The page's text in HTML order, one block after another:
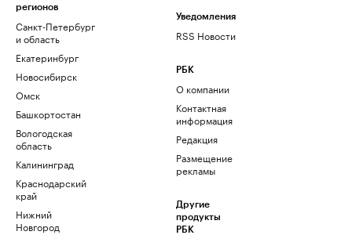
регионов
Санкт-Петербург
и область
Екатеринбург
Новосибирск
Омск
Башкортостан
Вологодская
область
Калининград
Краснодарский
край
Нижний
Новгород
Уведомления
RSS Новости
РБК
О компании
Контактная
информация
Редакция
Размещение
рекламы
Другие
продукты
РБК